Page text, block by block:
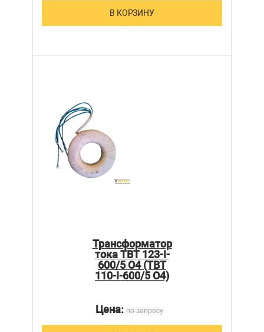
В КОРЗИНУ
Трансформатор
тока ТВТ 123-I-
600/5 О4 (ТВТ
110-I-600/5 О4)
Цена:по запросу